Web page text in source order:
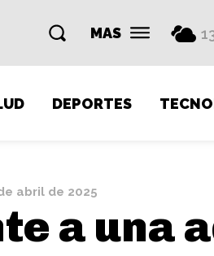
MAS
DEPORTES
abril de 2025
a una